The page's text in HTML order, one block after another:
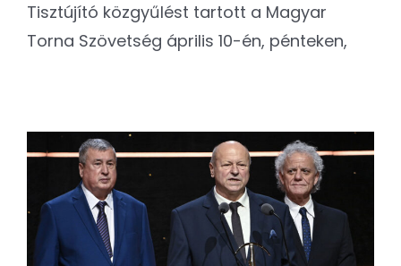
Tisztújító közgyűlést tartott a Magyar
Torna Szövetség április 10-én, pénteken,